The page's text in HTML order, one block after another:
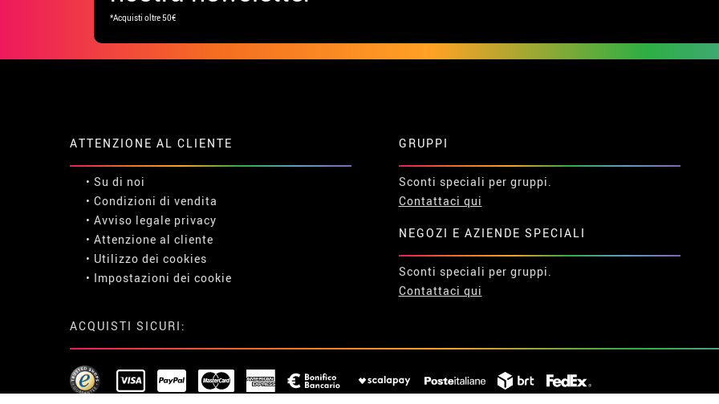
*Acquisti oltre 50€
ATTENZIONE AL CLIENTE
• Su di noi
• Condizioni di vendita
• Avviso legale privacy
• Attenzione al cliente
• Utilizzo dei cookies
• Impostazioni dei cookie
GRUPPI
Sconti speciali per gruppi.
Contattaci qui
NEGOZI E AZIENDE SPECIALI
Sconti speciali per gruppi.
Contattaci qui
ACQUISTI SICURI: